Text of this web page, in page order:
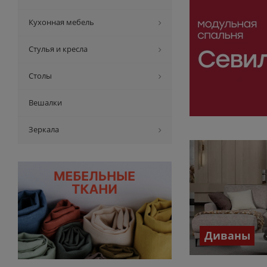
Диваны
Кухонная мебель
Стулья и кресла
Столы
Вешалки
Зеркала